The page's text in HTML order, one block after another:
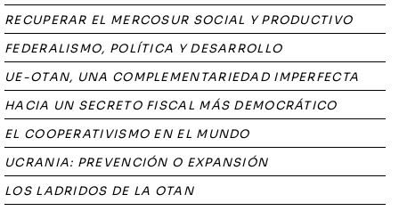
RECUPERAR EL MERCOSUR SOCIAL Y PRODUCTIVO
FEDERALISMO, POLÍTICA Y DESARROLLO
UE-OTAN, UNA COMPLEMENTARIEDAD IMPERFECTA
HACIA UN SECRETO FISCAL MÁS DEMOCRÁTICO
EL COOPERATIVISMO EN EL MUNDO
UCRANIA: PREVENCIÓN O EXPANSIÓN
LOS LADRIDOS DE LA OTAN